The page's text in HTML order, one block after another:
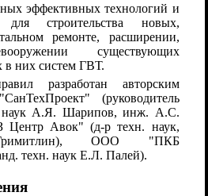
эффективных технологий и
строительства новых,
ремонте, расширении,
существующих
в них систем ГВТ.
разработан авторским
(руководитель
наук А.Я. Шарипов, инж. А.С.
Центр Авок" (д-р техн. наук,
ООО "ПКБ
техн. наук Е.Л. Палей).